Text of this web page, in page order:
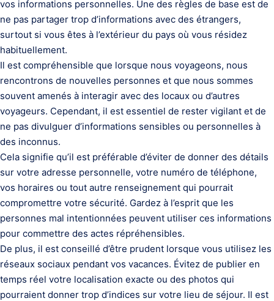
vos informations personnelles. Une des règles de base est de
ne pas partager trop d’informations avec des étrangers,
surtout si vous êtes à l’extérieur du pays où vous résidez
habituellement.
Il est compréhensible que lorsque nous voyageons, nous
rencontrons de nouvelles personnes et que nous sommes
souvent amenés à interagir avec des locaux ou d’autres
voyageurs. Cependant, il est essentiel de rester vigilant et de
ne pas divulguer d’informations sensibles ou personnelles à
des inconnus.
Cela signifie qu’il est préférable d’éviter de donner des détails
sur votre adresse personnelle, votre numéro de téléphone,
vos horaires ou tout autre renseignement qui pourrait
compromettre votre sécurité. Gardez à l’esprit que les
personnes mal intentionnées peuvent utiliser ces informations
pour commettre des actes répréhensibles.
De plus, il est conseillé d’être prudent lorsque vous utilisez les
réseaux sociaux pendant vos vacances. Évitez de publier en
temps réel votre localisation exacte ou des photos qui
pourraient donner trop d’indices sur votre lieu de séjour. Il est